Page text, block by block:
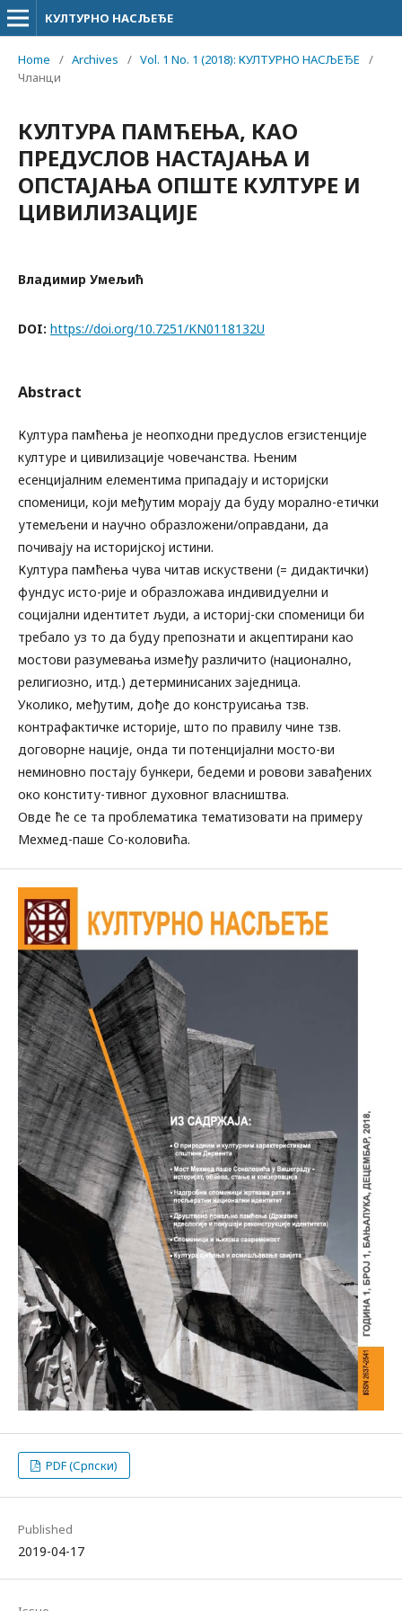
КУЛТУРНО НАСЉЕЂЕ
Home / Archives / Vol. 1 No. 1 (2018): КУЛТУРНО НАСЉЕЂЕ
/
Чланци
КУЛТУРА ПАМЋЕЊА, КАО
ПРЕДУСЛОВ НАСТАЈАЊА И
ОПСТАЈАЊА ОПШТЕ КУЛТУРЕ И
ЦИВИЛИЗАЦИЈЕ
Владимир Умељић
DOI: https://doi.org/10.7251/KN0118132U
Abstract
Култура памћења је неопходни предуслов егзистенције
културе и цивилизације човечанства. Њеним
есенцијалним елементима припадају и историјски
споменици, који међутим морају да буду морално-етички
утемељени и научно образложени/оправдани, да
почивају на историјској истини.
Култура памћења чува читав искуствени (= дидактички)
фундус исто-рије и образложава индивидуелни и
социјални идентитет људи, а историј-ски споменици би
требало уз то да буду препознати и акцептирани као
мостови разумевања између различито (национално,
религиозно, итд.) детерминисаних заједница.
Уколико, међутим, дође до конструисања тзв.
контрафактичке историје, што по правилу чине тзв.
договорне нације, онда ти потенцијални мосто-ви
неминовно постају бункери, бедеми и ровови завађених
око конститу-тивног духовног власништва.
Овде ће се та проблематика тематизовати на примеру
Мехмед-паше Со-коловића.
PDF (Српски)
Published
2019-04-17